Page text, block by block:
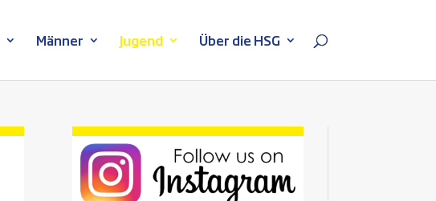
Männer Jugend Über die HSG